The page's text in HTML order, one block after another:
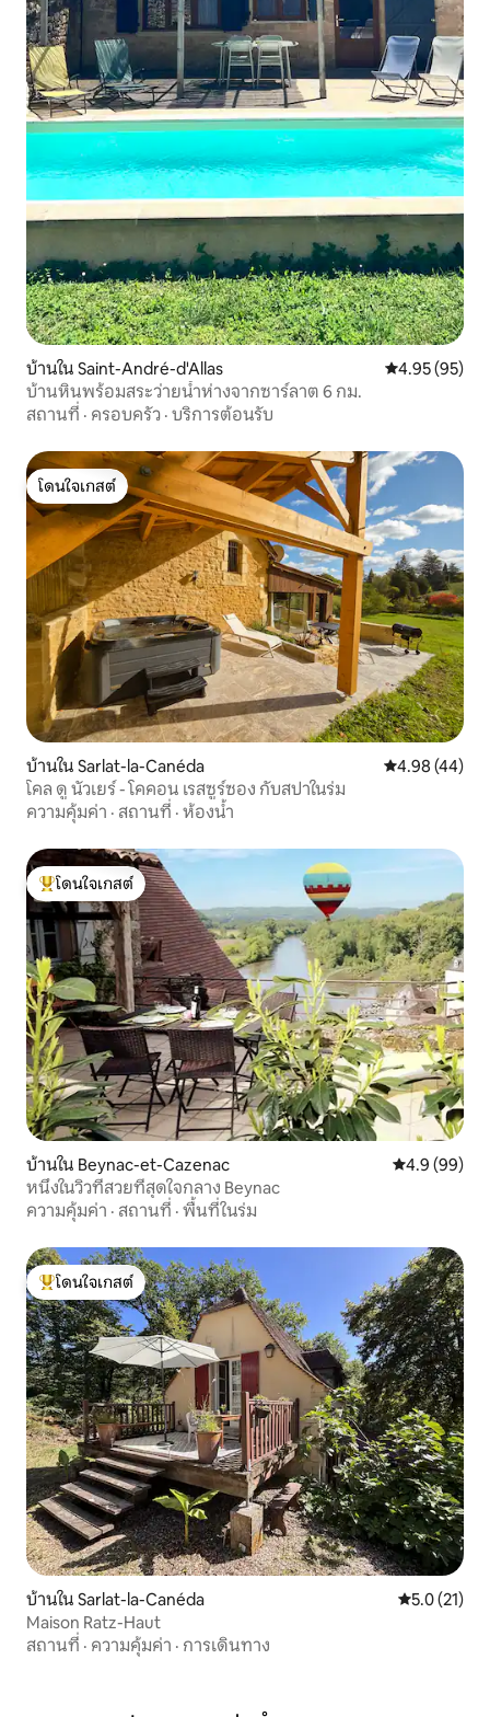
บ้านใน Saint-André-d'Allas คะแนนเฉลี่ย
4.95 (95)
บ้านหินพร้อมสระว่ายน้ำห่างจากซาร์ลาต 6 กม.
สถานที่ · ครอบครัว · บริการต้อนรับ
โดนใจเกสต์
โดนใจเกสต์
บ้านใน Sarlat-la-Canéda คะแนนเฉลี่ย
4.98 (44)
โคล ดู นัวเยร์ - โคคอน เรสซูร์ซอง กับสปาในร่ม
ความคุ้มค่า · สถานที่ · ห้องน้ำ
โดนใจเกสต์ที่สุด
โดนใจเกสต์
บ้านใน Beynac-et-Cazenac คะแนนเฉลี่ย
4.9 (99)
หนึ่งในวิวที่สวยที่สุดใจกลาง Beynac
ความคุ้มค่า · สถานที่ · พื้นที่ในร่ม
โดนใจเกสต์ที่สุด
โดนใจเกสต์
บ้านใน Sarlat-la-Canéda คะแนนเฉลี่ย
5.0 (21)
Maison Ratz-Haut
สถานที่ · ความคุ้มค่า · การเดินทาง